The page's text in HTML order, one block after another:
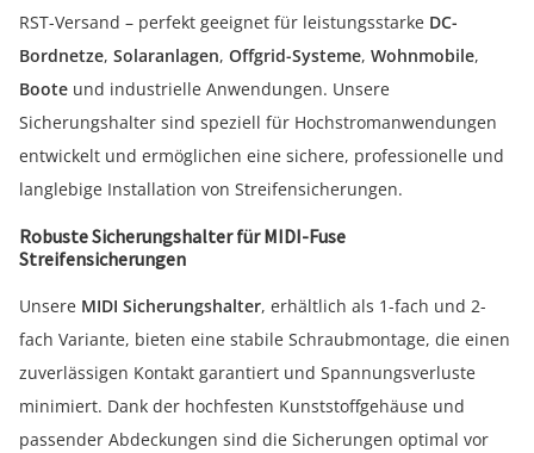
RST-Versand – perfekt geeignet für leistungsstarke DC-
Bordnetze, Solaranlagen, Offgrid-Systeme, Wohnmobile,
Boote und industrielle Anwendungen. Unsere
Sicherungshalter sind speziell für Hochstromanwendungen
entwickelt und ermöglichen eine sichere, professionelle und
langlebige Installation von Streifensicherungen.
Robuste Sicherungshalter für MIDI-Fuse
Streifensicherungen
Unsere MIDI Sicherungshalter, erhältlich als 1-fach und 2-
fach Variante, bieten eine stabile Schraubmontage, die einen
zuverlässigen Kontakt garantiert und Spannungsverluste
minimiert. Dank der hochfesten Kunststoffgehäuse und
passender Abdeckungen sind die Sicherungen optimal vor